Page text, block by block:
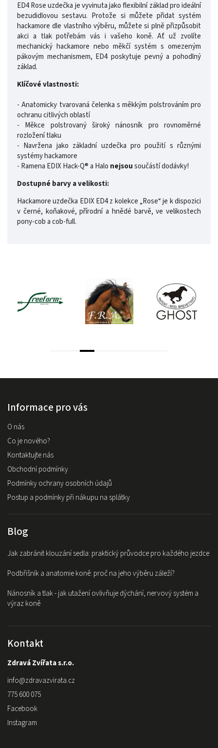
ED4 Rose uzdečka je vyvinuta jako flexibilní základ pro ideální
bezudidlovou sestavu. Protože si můžete přidat systém
hackamore dle vlastního výběru, můžete si plně přizpůsobit
akci a tlak potřebám vás i vašeho koně. Ať už zvolíte
mechanický hackamore nebo měkčí systém s omezeným
pákovým mechanismem, ED4 poskytuje pevný a pohodlný
základ.
Klíčové vlastnosti:
- Anatomicky tvarovaná čelenka s měkkým polstrováním pro
ochranu citlivých oblastí
- Měkce polstrovaný široký nánosník pro rovnoměrné
rozložení tlaku
- Navržena jako základní uzdečka pro použití s ​​různými
systémy hackamore
- Ramena EDIX Hack-Q® a Halo nejsousoučástí dodávky!
Dostupné barvy a velikosti:
Hackamore uzdečka EDIX ED4 z kolekce „Rose“ je k dispozici
v černé, koňakové, přírodní a hnědé barvě, ve velikostech
pony-cob a cob-full.
Informace pro vás
O nás
Co je nového?
Kontaktujte nás
Obchodní podmínky
Podmínky ochrany osobních údajů
Postup a podmínky při nákupu na splátky
Blog
Jak zabránit klouzání sedla: praktický průvodce pro každého jezdce
Podbřišník a anatomie koně: proč na jeho výběru záleží?
Nánosník a tlak - jak utažení ovlivňuje dýchání, nervový systém a
výraz koně
Kontakt
Zdravá Zvířata s.r.o.
info@zdravazvirata.cz
775 600 075
Facebook
Instagram